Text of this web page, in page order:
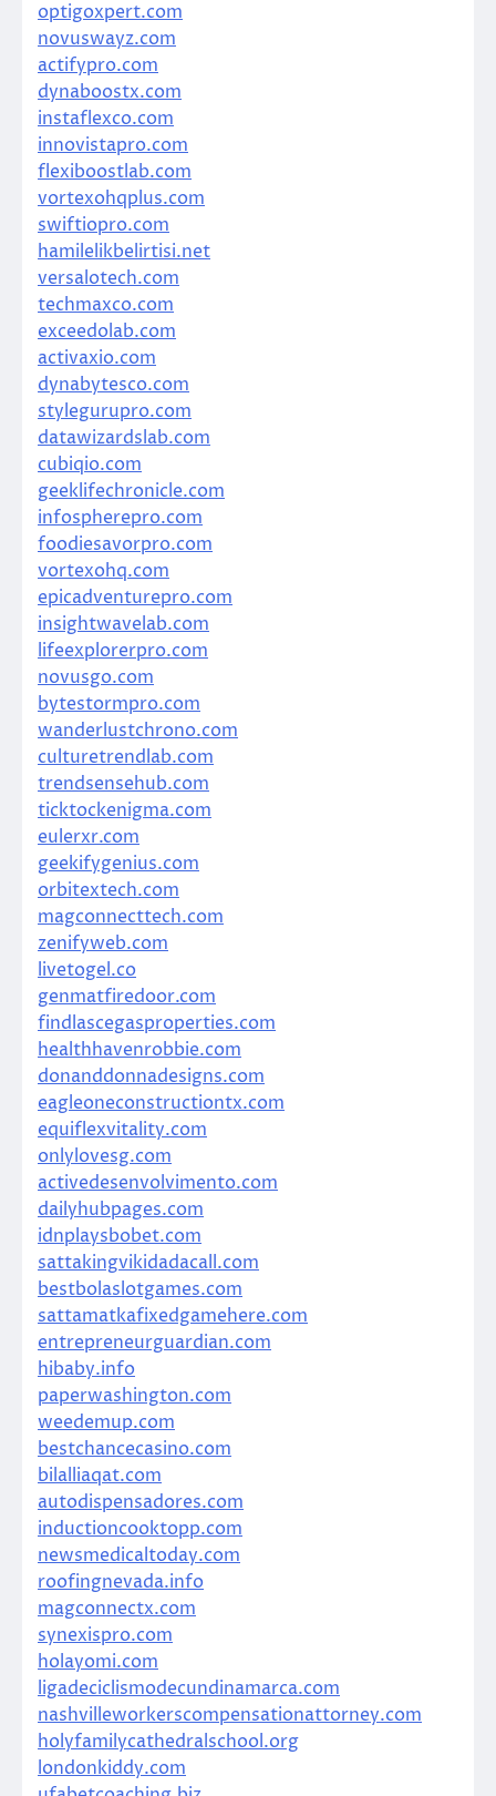
optigoxpert.com
novuswayz.com
actifypro.com
dynaboostx.com
instaflexco.com
innovistapro.com
flexiboostlab.com
vortexohqplus.com
swiftiopro.com
hamilelikbelirtisi.net
versalotech.com
techmaxco.com
exceedolab.com
activaxio.com
dynabytesco.com
stylegurupro.com
datawizardslab.com
cubiqio.com
geeklifechronicle.com
infospherepro.com
foodiesavorpro.com
vortexohq.com
epicadventurepro.com
insightwavelab.com
lifeexplorerpro.com
novusgo.com
bytestormpro.com
wanderlustchrono.com
culturetrendlab.com
trendsensehub.com
ticktockenigma.com
eulerxr.com
geekifygenius.com
orbitextech.com
magconnecttech.com
zenifyweb.com
livetogel.co
genmatfiredoor.com
findlascegasproperties.com
healthhavenrobbie.com
donanddonnadesigns.com
eagleoneconstructiontx.com
equiflexvitality.com
onlylovesg.com
activedesenvolvimento.com
dailyhubpages.com
idnplaysbobet.com
sattakingvikidadacall.com
bestbolaslotgames.com
sattamatkafixedgamehere.com
entrepreneurguardian.com
hibaby.info
paperwashington.com
weedemup.com
bestchancecasino.com
bilalliaqat.com
autodispensadores.com
inductioncooktopp.com
newsmedicaltoday.com
roofingnevada.info
magconnectx.com
synexispro.com
holayomi.com
ligadeciclismodecundinamarca.com
nashvilleworkerscompensationattorney.com
holyfamilycathedralschool.org
londonkiddy.com